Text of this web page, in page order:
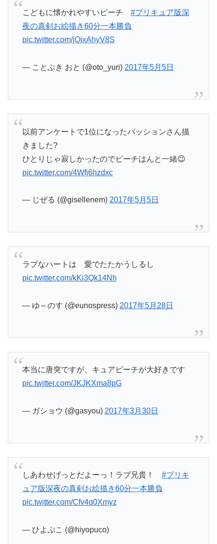
こどもに懐かれやすいピーチ #プリキュア版深
夜の真剣お絵描き60分一本勝負
pic.twitter.com/jQjxAhyV8S
— ことぶき おと (@oto_yuri) 2017年5月5日
以前アンケートで1位になったパッションさん描
きました?
ひとりじゃ寂しかったのでピーチはんと一緒😉
pic.twitter.com/4Wfj6hzdxc
— じぜる (@gisellenem) 2017年5月5日
ラブなハートは 愛でたたかうしるし
pic.twitter.com/kKi3Qk14Nh
— ゆ～のす (@eunospress) 2017年5月28日
本当に唐突ですが、キュアピーチが大好きです
pic.twitter.com/JKJKXma8pG
— ガショウ (@gasyou) 2017年3月30日
しあわせげっとだよーっ！ラブ兄貴！ #プリキ
ュア版深夜の真剣お絵描き60分一本勝負
pic.twitter.com/Cfv4q0Xmyz
— ひよぷこ (@hiyopuco)